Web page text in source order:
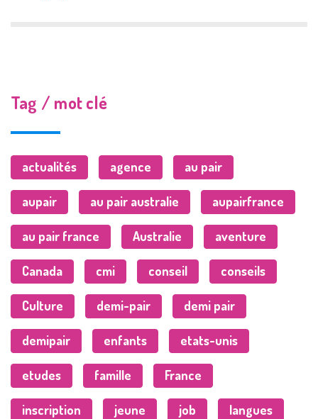
Tag / mot clé
actualités agence au pair
aupair au pair australie aupairfrance
au pair france Australie aventure
Canada cmi conseil conseils
Culture demi-pair demi pair
demipair enfants etats-unis
etudes famille France
inscription jeune job langues